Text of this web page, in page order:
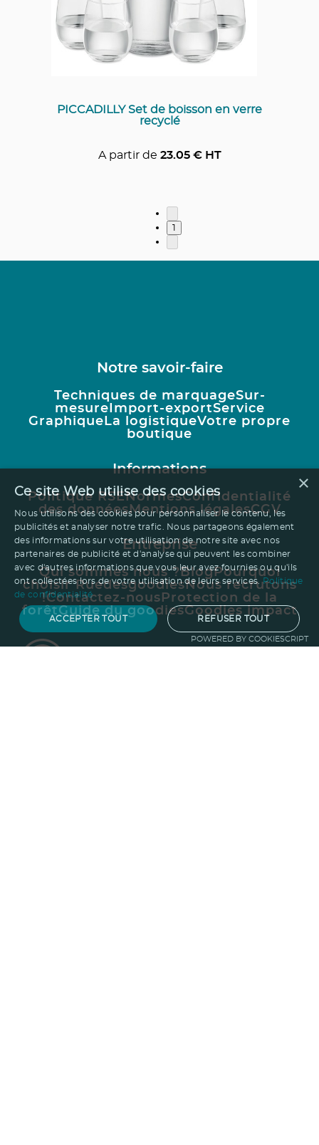
PICCADILLY Set de boisson en verre
recyclé
A partir de 23.05€ HT
1
Notre savoir-faire
Techniques de marquageSur-
mesure Import-exportService
Graphique La logistiqueVotre propre
boutique
Informations
Politique RSENormesConfidentialité
des donnéesMentions légalesCGV
Entreprise
Qui sommes nous ?BlogPourquoi
choisir RuedesgoodiesNous recrutons
!Contactez-nous Protection de la
forêtGuide du goodiesGoodies impact
×
Ce site Web utilise des cookies
Nous utilisons des cookies pour personnaliser le contenu, les
publicités et analyser notre trafic. Nous partageons également
des informations sur votre utilisation de notre site avec nos
partenaires de publicité et d'analyse qui peuvent les combiner
avec d'autres informations que vous leur avez fournies ou qu'ils
ont collectées lors de votre utilisation de leurs services.Politique
de confidentialité
ACCEPTER TOUT REFUSER TOUT
POWERED BY COOKIESCRIPT